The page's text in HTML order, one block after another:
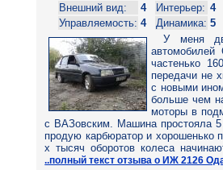
Внешний вид:
4 Интерьер: 4
Управляемость: 4 Динамика: 5
У меня
частенько
передачи не
с новыми
больше чем
моторы в
с ВАЗовским. Машина простояла
продую карбюратор и хорошенько
х тысяч оборотов колеса
..полный текст отзыва о ИЖ 2126